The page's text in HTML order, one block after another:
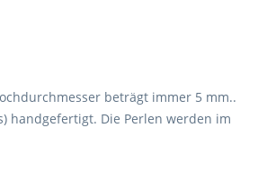
beträgt immer 5 mm..
handgefertigt. Die Perlen werden im